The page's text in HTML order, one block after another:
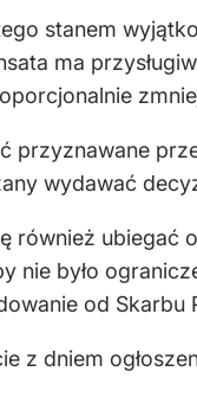
stanem
ma
przyznawane
wydawać
również ubiegać
nie było
od Skarbu
z dniem